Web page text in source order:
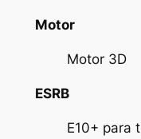
Motor
Motor 3D
ESRB
E10+ para